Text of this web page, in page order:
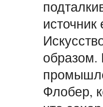
образом.
Флобер,